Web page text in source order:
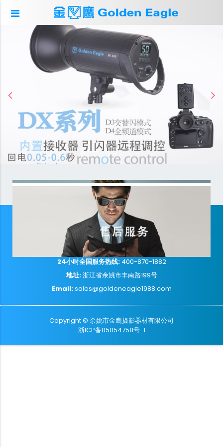
24小时全国服务热线:400-870-1882
地址:浙江省余姚市丰南路199号
Email:sales@goldeneagle1988.com
Copyright © 余姚市金鹰摄影器材有限公司
浙ICP备05054758号-1